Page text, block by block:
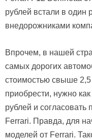
рублей встали в один
внедорожниками
Впрочем, в нашей
самых дорогих
стоимостью свыше
приобрести, нужно
рублей и согласовать
Ferrari. Правда, для
моделей от Ferrari.